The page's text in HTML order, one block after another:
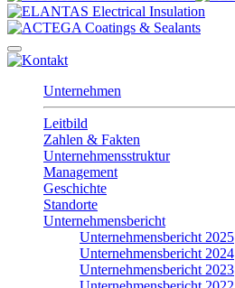
Unternehmen
Leitbild
Zahlen & Fakten
Unternehmensstruktur
Management
Geschichte
Standorte
Unternehmensbericht
Unternehmensbericht 2025
Unternehmensbericht 2024
Unternehmensbericht 2023